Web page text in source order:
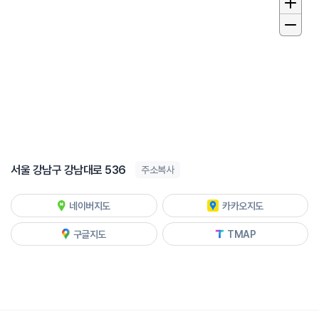
서울 강남구 강남대로 536 주소복사
네이버지도 카카오지도
구글지도 TMAP